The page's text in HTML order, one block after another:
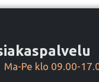
Ma-Pe klo 09.00-